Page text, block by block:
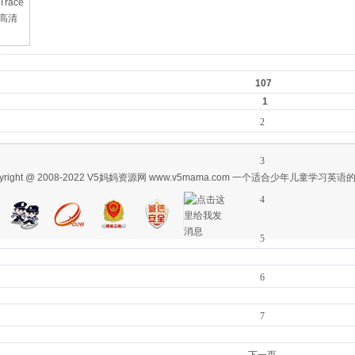
107
1
2
3
4
5
6
7
@ 2008-2022 V5妈妈资源网 www.v5mama.com 一个适合少年儿童学习英语